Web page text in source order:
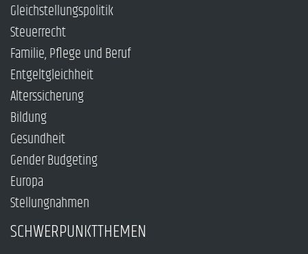
Gleichstellungspolitik
Steuerrecht
Familie, Pflege und Beruf
Entgeltgleichheit
Alterssicherung
Bildung
Gesundheit
Gender Budgeting
Europa
Stellungnahmen
SCHWERPUNKTTHEMEN